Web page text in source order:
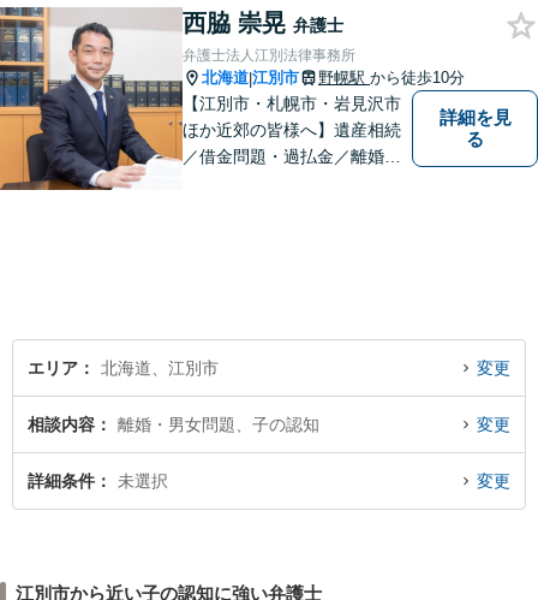
西脇 崇晃 弁護士
弁護士法人江別法律事務所
北海道|江別市 野幌駅 から徒歩10分
【江別市・札幌市・岩見沢市
ほか近郊の皆様へ】遺産相続
／借金問題・過払金／離婚／
詳細を見
る
エリア 北海道、江別市 変更
相談内容 離婚・男女問題、子の認知 変更
詳細条件 未選択 変更
江別市から近い子の認知に強い弁護士